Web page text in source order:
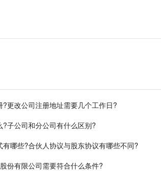
更改公司注册地址需要几个工作日?
子公司和分公司有什么区别?
哪些?合伙人协议与股东协议有哪些不同?
份有限公司需要符合什么条件?